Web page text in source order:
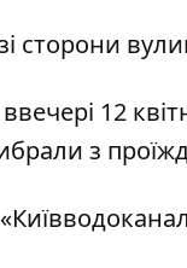
сторони
12
з